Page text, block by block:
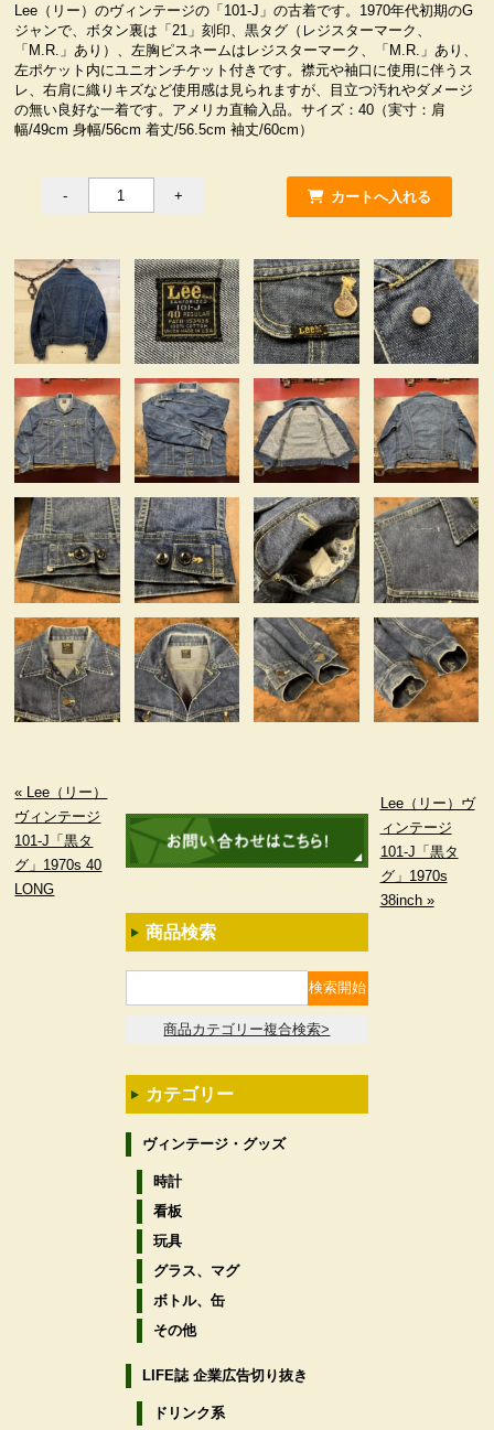
Lee（リー）のヴィンテージの「101-J」の古着です。1970年代初期のG
ジャンで、ボタン裏は「21」刻印、黒タグ（レジスターマーク、
「M.R.」あり）、左胸ピスネームはレジスターマーク、「M.R.」あり、
左ポケット内にユニオンチケット付きです。襟元や袖口に使用に伴うス
レ、右肩に織りキズなど使用感は見られますが、目立つ汚れやダメージ
の無い良好な一着です。アメリカ直輸入品。サイズ：40（実寸：肩
幅/49cm 身幅/56cm 着丈/56.5cm 袖丈/60cm）
« Lee（リー）
ヴィンテージ
101-J「黒タ
グ」1970s 40
LONG
Lee（リー）ヴ
ィンテージ
101-J「黒タ
グ」1970s
38inch »
商品検索
商品カテゴリー複合検索>
カテゴリー
ヴィンテージ・グッズ
時計
看板
玩具
グラス、マグ
ボトル、缶
その他
LIFE誌 企業広告切り抜き
ドリンク系